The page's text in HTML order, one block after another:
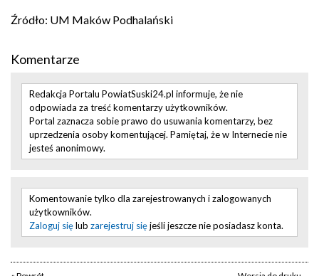
Źródło: UM Maków Podhalański
Komentarze
Redakcja Portalu PowiatSuski24.pl informuje, że nie
odpowiada za treść komentarzy użytkowników.
Portal zaznacza sobie prawo do usuwania komentarzy, bez
uprzedzenia osoby komentującej. Pamiętaj, że w Internecie nie
jesteś anonimowy.
Komentowanie tylko dla zarejestrowanych i zalogowanych
użytkowników.
Zaloguj sięlub zarejestruj sięjeśli jeszcze nie posiadasz konta.